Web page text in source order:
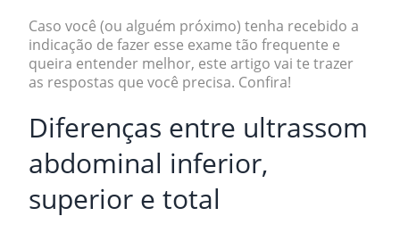
Caso você (ou alguém próximo) tenha recebido a
indicação de fazer esse exame tão frequente e
queira entender melhor, este artigo vai te trazer
as respostas que você precisa. Confira!
Diferenças entre ultrassom
abdominal inferior,
superior e total